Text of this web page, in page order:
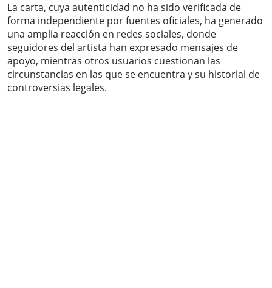
La carta, cuya autenticidad no ha sido verificada de
forma independiente por fuentes oficiales, ha generado
una amplia reacción en redes sociales, donde
seguidores del artista han expresado mensajes de
apoyo, mientras otros usuarios cuestionan las
circunstancias en las que se encuentra y su historial de
controversias legales.